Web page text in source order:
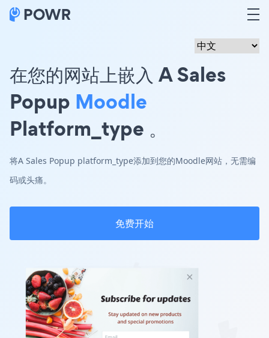
在您的网站上嵌入 A Sales
Popup Moodle
Platform_type 。
将A Sales Popup platform_type添加到您的Moodle网站，无需编
码或头痛。
免费开始